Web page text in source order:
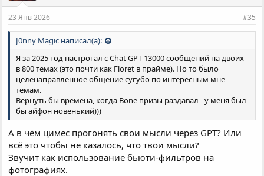
и
:
23 Янв 2026 #35
J0nny Magic написал(а):
Я за 2025 год настрогал с Chat GPT 13000 сообщений на двоих
в 800 темах (это почти как Floret в прайме). Но то было
целенаправленное общение сугубо по интересным мне
темам.
Вернуть бы времена, когда Bone призы раздавал - у меня был
бы айфон новенький)))
А в чём цимес прогонять свои мысли через GPT? Или
всё это чтобы не казалось, что твои мысли?
Звучит как использование бьюти-фильтров на
фотографиях.